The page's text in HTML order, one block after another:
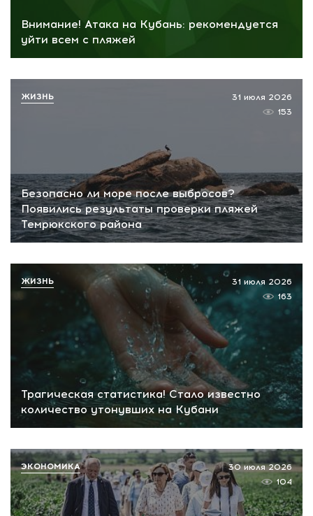
Внимание! Атака на Кубань: рекомендуется
уйти всем с пляжей
Безопасно ли море после выбросов?
Появились результаты проверки пляжей
Темрюкского района
31 июля 2026
153
ЖИЗНЬ
Трагическая статистика! Стало известно
количество утонувших на Кубани
31 июля 2026
163
ЖИЗНЬ
30 июля 2026
104
ЭКОНОМИКА